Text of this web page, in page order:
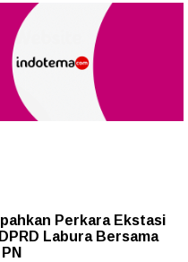
Perkara Ekstasi
Labura Bersama